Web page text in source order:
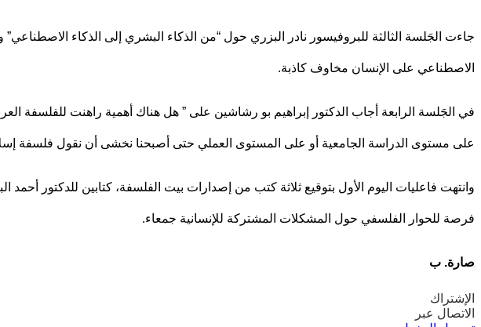
جاءت الجَلسة الثالثة للبروفيسور نادر البزري حول “من الذكاء البشري إلى الذكاء
الاصطناعي على الإنسان مخاوف كاذبة.
في الجَلسة الرابعة أجاب الدكتور إبراهيم بو رشاشين على ” هل هناك أهمية راهنت للفلسفة
على مستوى الدراسة الجامعية أو على المستوى العملي حتى أصبحنا نخشى أن نقول فلسفة
وانتهت فاعليات اليوم الأول بتوقيع ثلاثة كتب من إصدارات بيت الفلسفة، كتابين للدكتور
فرصة للحوار الفلسفي حول المشكلات المشتركة للإنسانية جمعاء.
صارة. ب
الإشتراك
الاتصال عبر